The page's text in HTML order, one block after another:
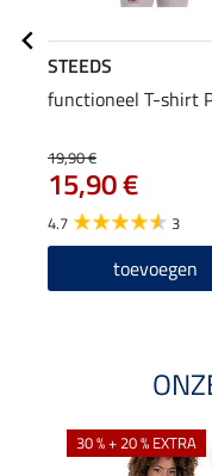
STEEDS
functioneel T-shirt
19,90 €
15,90 €
4.7 3
toevoegen
30 % + 20 % EXTRA